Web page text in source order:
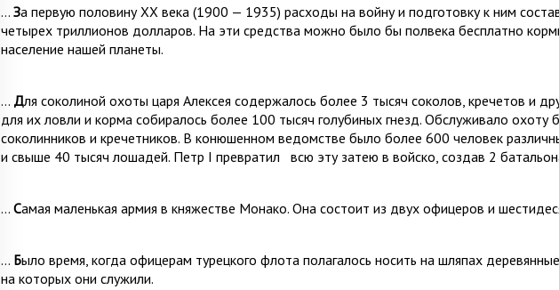
… За первую половинуXX века (1900 — 1935) расходы на войну и подготовку к ним
четырех триллионов долларов. На эти средства можно было бы полвека бесплатно
население нашей планеты.
… Для соколиной охоты царя Алексея содержалось более 3 тысяч соколов, кречетов и
для их ловли и корма собиралось более 100 тысяч голубиных гнезд. Обслуживало охоту
соколинников и кречетников. В конюшенном ведомстве было более 600 человек
и свыше 40 тысяч ло­шадей. Петр I превратил всю эту затею в войско, создав 2
… Самая маленькая армия в княжестве Монако. Она состоит из двух офицеров и
… Было время, когда офицерам турецкого флота по­лагалось носить на шляпах
на которых они служили.